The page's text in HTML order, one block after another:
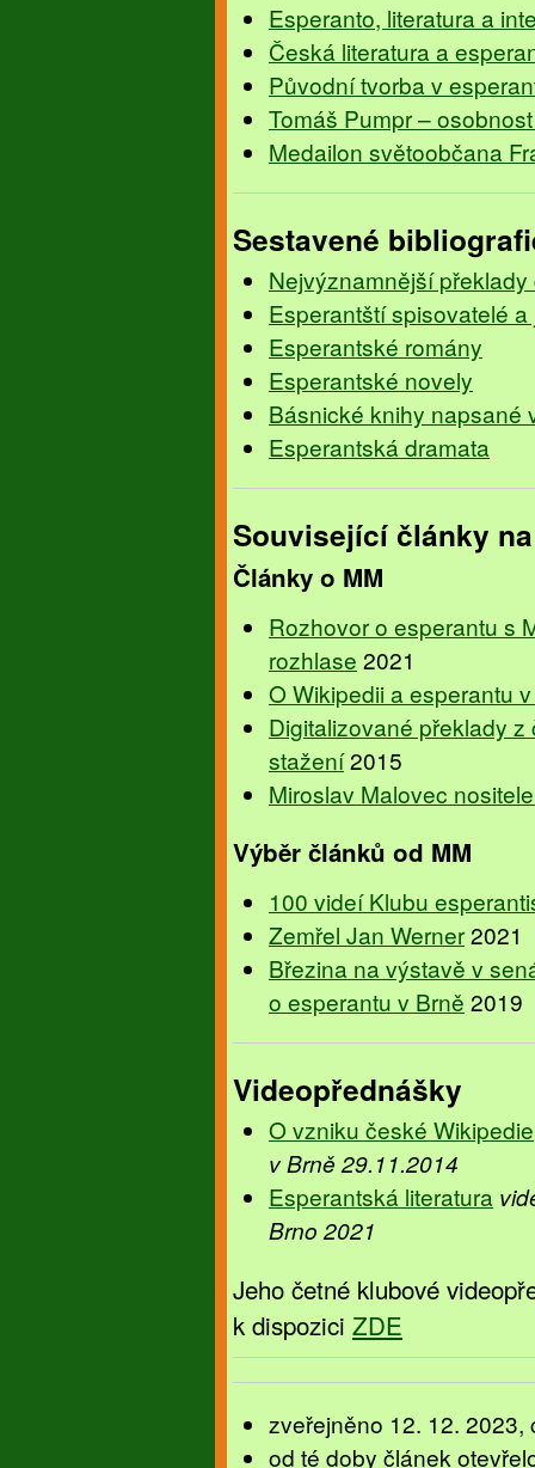
Esperanto, literatura a
Česká literatura a
Původní tvorba v
Tomáš Pumpr –
Medailon světoobčana
Sestavené
Nejvýznamnější
Esperantští spisovatelé
Esperantské romány
Esperantské novely
Básnické knihy napsané
Esperantská dramata
Související články
Články o MM
Rozhovor o esperantu s
rozhlase 2021
O Wikipedii a esperantu
Digitalizované překlady
stažení2015
Miroslav Malovec
Výběr článků od MM
100 videí Klubu
Zemřel Jan Werner2021
Březina na výstavě v
o esperantu v Brně 2019
Videopřednášky
O vzniku české Wikipedie
v Brně 29.11.2014
Esperantská literatura
Brno 2021
Jeho četné klubové
k dispozici ZDE
zveřejněno 12. 12. 2023,
od té doby článek